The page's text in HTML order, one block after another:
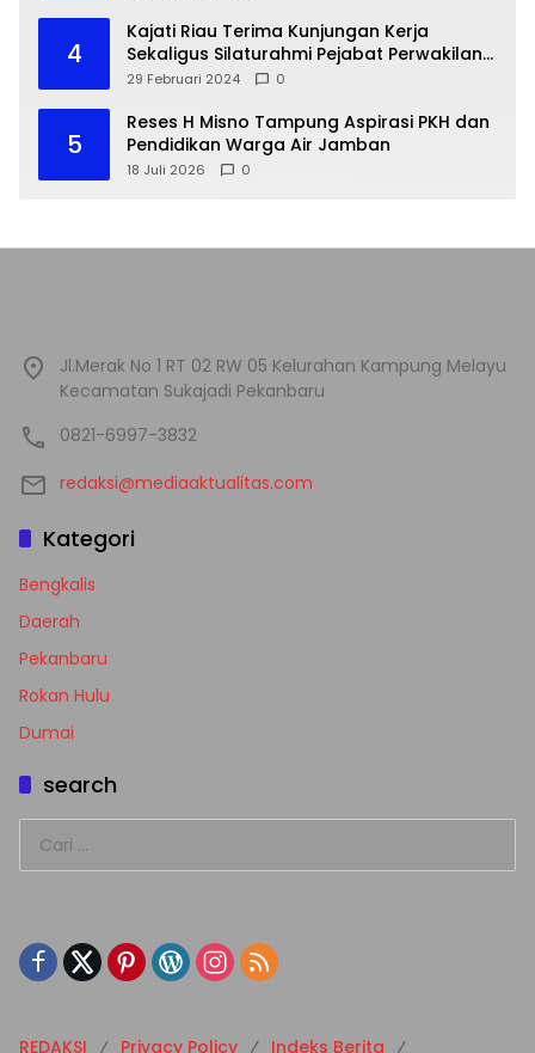
4
Kajati Riau Terima Kunjungan Kerja
Sekaligus Silaturahmi Pejabat Perwakilan
Bank Indonesia Provinsi Riau
29 Februari 2024 0
5
Reses H Misno Tampung Aspirasi PKH dan
Pendidikan Warga Air Jamban
18 Juli 2026 0
Jl.Merak No 1 RT 02 RW 05 Kelurahan Kampung Melayu
Kecamatan Sukajadi Pekanbaru
0821-6997-3832
redaksi@mediaaktualitas.com
Kategori
Bengkalis
Daerah
Pekanbaru
Rokan Hulu
Dumai
search
untuk:
REDAKSI Privacy Policy Indeks Berita